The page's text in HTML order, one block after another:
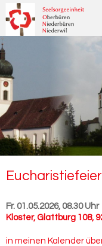
Fr. 01.05.2026, 08.30 Uhr
Kloster,Glattburg 108,
in meinen Kalender